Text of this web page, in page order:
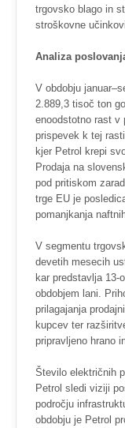
trgovsko blago in
stroškovne
Analiza
V obdobju
2.889,3 tisoč ton
enoodstotno rast v
prispevek k tej
kjer Petrol krepi
Prodaja na
pod pritiskom
trge EU je
pomanjkanja
V segmentu
devetih mesecih
kar predstavlja 13-
obdobjem lani.
prilagajanja
kupcev ter
pripravljeno hrano
Število električnih
Petrol sledi viziji
področju
obdobju je Petrol